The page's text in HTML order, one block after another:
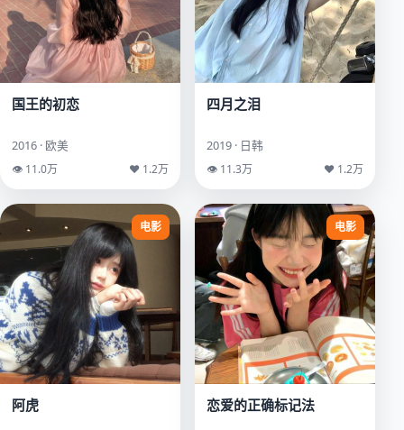
国王的初恋
2016 · 欧美
👁 11.0万 ♥ 1.2万
四月之泪
2019 · 日韩
👁 11.3万 ♥ 1.2万
电影
阿虎
电影
恋爱的正确标记法